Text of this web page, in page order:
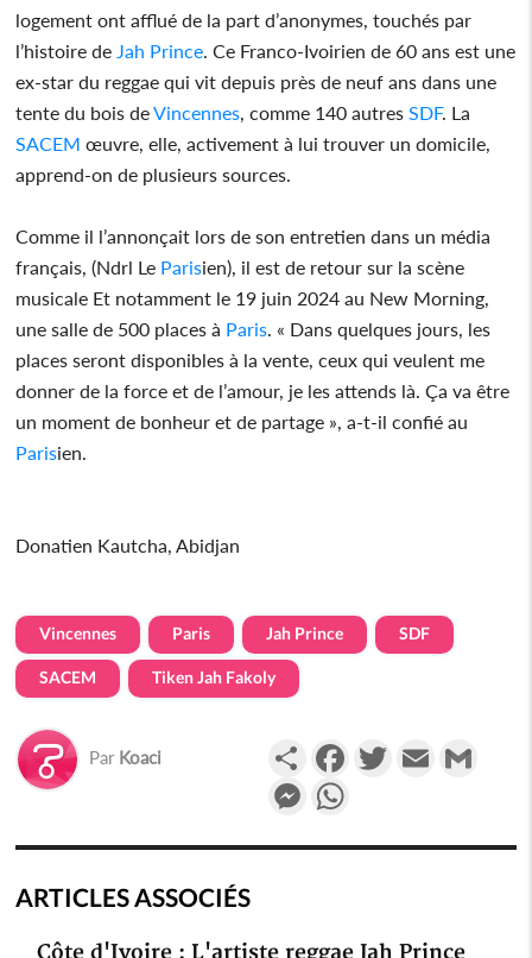
logement ont afflué de la part d’anonymes, touchés par
l’histoire de Jah Prince. Ce Franco-Ivoirien de 60 ans est une
ex-star du reggae qui vit depuis près de neuf ans dans une
tente du bois deVincennes, comme 140 autresSDF. La
SACEM œuvre, elle, activement à lui trouver un domicile,
apprend-on de plusieurs sources.
Comme il l’annonçait lors de son entretien dans un média
français, (Ndrl Le Parisien), il est de retour sur la scène
musicale Et notamment le 19 juin 2024 au New Morning,
une salle de 500 places à Paris. « Dans quelques jours, les
places seront disponibles à la vente, ceux qui veulent me
donner de la force et de l’amour, je les attends là. Ça va être
un moment de bonheur et de partage », a-t-il confié au
Parisien.
Donatien Kautcha, Abidjan
Vincennes Paris Jah Prince SDF
SACEM Tiken Jah Fakoly
Par Koaci PartagerFacebookTwitterEmail
Messenger
ARTICLES ASSOCIÉS
Côte d'Ivoire : L'artiste reggae Jah Prince